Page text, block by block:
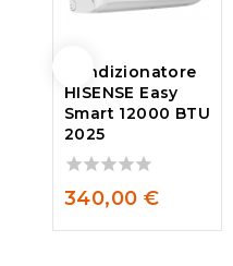
Condizionatore
HISENSE Easy
Smart 12000 BTU
2025
0
of
340,00 €